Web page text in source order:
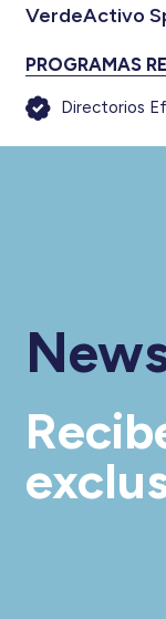
VerdeActivo
PROGRAMAS
Directorios